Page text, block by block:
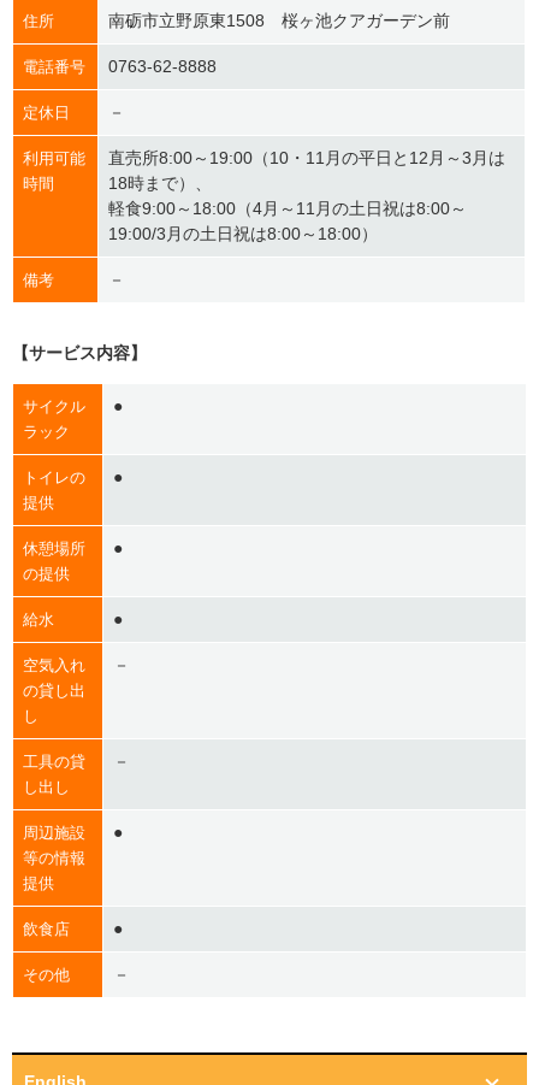
住所 南砺市立野原東1508 桜ヶ池クアガーデン前
電話番号 0763-62-8888
定休日 －
利用可能
時間
直売所8:00～19:00（10・11月の平日と12月～3月は
18時まで）、
軽食9:00～18:00（4月～11月の土日祝は8:00～
19:00/3月の土日祝は8:00～18:00）
備考 －
【サービス内容】
サイクル
ラック
●
トイレの
提供
●
休憩場所
の提供
●
給水 ●
空気入れ
の貸し出
し
－
工具の貸
し出し
－
周辺施設
等の情報
提供
●
飲食店 ●
その他 －